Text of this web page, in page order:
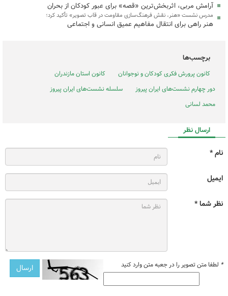
آرامش مربی، اثربخش‌ترین «قصه» برای عبور کودکان از بحران
مدرس نشست «هنر، نقش فرهنگ‌سازی مقاومت در قاب تصویر» تأکید کرد؛
هنر راهی برای انتقال مفاهیم عمیق انسانی و اجتماعی
برچسب‌ها
کانون پرورش فکری کودکان و نوجوانان
کانون استان مازندران
دور چهارم نشست‌های ایران پیروز
سلسله نشست‌های ایران پیروز
محمد لسانی
ارسال نظر
نام *
ایمیل
نظر شما *
* لطفا متن تصویر را در جعبه متن وارد کنید